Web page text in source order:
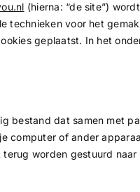
(hierna: “de site”)
technieken voor het
geplaatst. In het
bestand dat samen met
computer of ander
worden gestuurd